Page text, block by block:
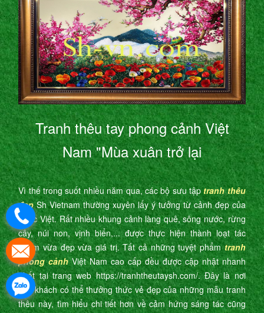
Tranh thêu tay phong cảnh Việt
Nam "Mùa xuân trở lại
Vì thế trong suốt nhiều năm qua, các bộ sưu tậptranh thêu
đẹpSh Vietnam thường xuyên lấy ý tưởng từ cảnh đẹp của
nước Việt. Rất nhiều khung cảnh làng quê, sông nước, rừng
cây, núi non, vịnh biển,... được thực hiện thành loạt tác
phẩm vừa đẹp vừa giá trị. Tất cả những tuyệt phẩmtranh
phong cảnhViệt Nam cao cấp đều được cập nhật nhanh
nhất tại trang web https://tranhtheutaysh.com/. Đây là nơi
quý khách có thể thưởng thức vẻ đẹp của những mẫu tranh
thêu này, tìm hiểu chi tiết hơn về cảm hứng sáng tác cũng